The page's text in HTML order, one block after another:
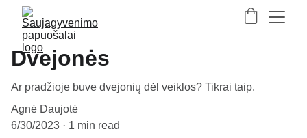
Dvejonės
Ar pradžioje buve dvejonių dėl veiklos? Tikrai taip.
Agnė Daujotė
6/30/2023
1 min read